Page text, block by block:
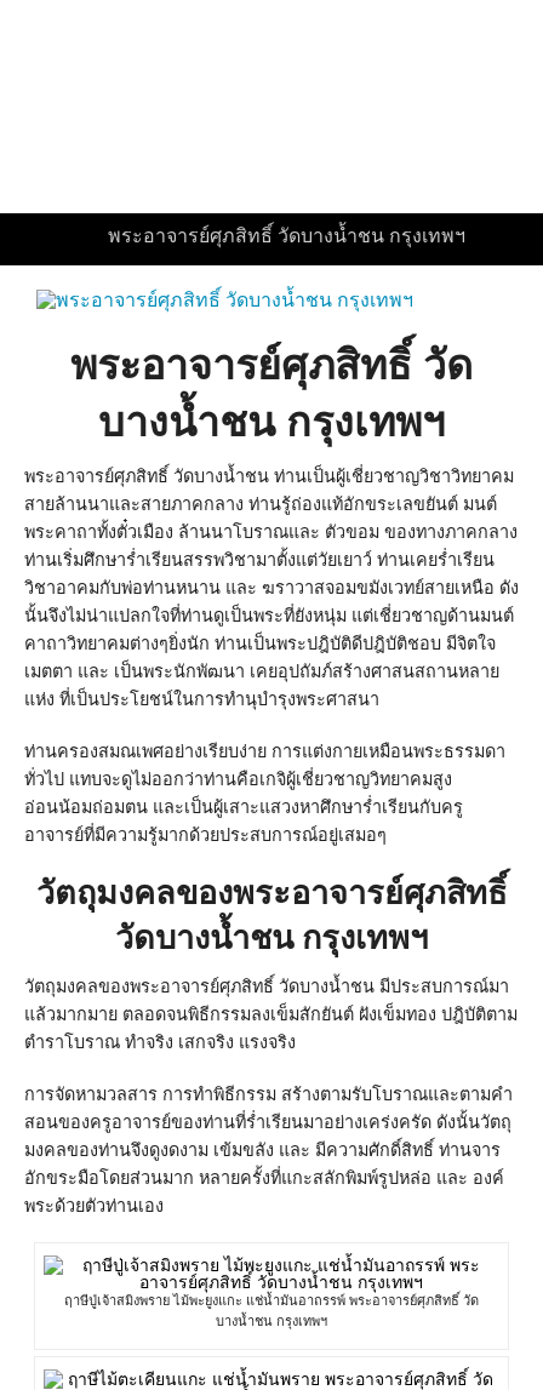
พระอาจารย์ศุภสิทธิ์ วัดบางน้ำชน กรุงเทพฯ
พระอาจารย์ศุภสิทธิ์ วัด
บางน้ำชน กรุงเทพฯ
พระอาจารย์ศุภสิทธิ์ วัดบางน้ำชน ท่านเป็นผู้เชี่ยวชาญวิชาวิทยาคม
สายล้านนาและสายภาคกลาง ท่านรู้ถ่องแท้อักขระเลขยันต์ มนต์
พระคาถาทั้งตั๋วเมือง ล้านนาโบราณและ ตัวขอม ของทางภาคกลาง
ท่านเริ่มศึกษาร่ำเรียนสรรพวิชามาตั้งแต่วัยเยาว์ ท่านเคยร่ำเรียน
วิชาอาคมกับพ่อท่านหนาน และ ฆราวาสจอมขมังเวทย์สายเหนือ ดัง
นั้นจึงไม่น่าแปลกใจที่ท่านดูเป็นพระที่ยังหนุ่ม แต่เชี่ยวชาญด้านมนต์
คาถาวิทยาคมต่างๆยิ่งนัก ท่านเป็นพระปฎิบัติดีปฎิบัติชอบ มีจิตใจ
เมตตา และ เป็นพระนักพัฒนา เคยอุปถัมภ์สร้างศาสนสถานหลาย
แห่ง ที่เป็นประโยชน์ในการทำนุบำรุงพระศาสนา
ท่านครองสมณเพศอย่างเรียบง่าย การแต่งกายเหมือนพระธรรมดา
ทั่วไป แทบจะดูไม่ออกว่าท่านคือเกจิผู้เชี่ยวชาญวิทยาคมสูง
อ่อนน้อมถ่อมตน และเป็นผู้เสาะแสวงหาศึกษาร่ำเรียนกับครู
อาจารย์ที่มีความรู้มากด้วยประสบการณ์อยู่เสมอๆ
วัตถุมงคลของพระอาจารย์ศุภสิทธิ์
วัดบางน้ำชน กรุงเทพฯ
วัตถุมงคลของพระอาจารย์ศุภสิทธิ์ วัดบางน้ำชน มีประสบการณ์มา
แล้วมากมาย ตลอดจนพิธีกรรมลงเข็มสักยันต์ ฝังเข็มทอง ปฎิบัติตาม
ตำราโบราณ ทำจริง เสกจริง แรงจริง
การจัดหามวลสาร การทำพิธีกรรม สร้างตามรับโบราณและตามคำ
สอนของครูอาจารย์ของท่านที่ร่ำเรียนมาอย่างเคร่งครัด ดังนั้นวัตถุ
มงคลของท่านจึงดูงดงาม เข้มขลัง และ มีความศักดิ์สิทธิ์ ท่านจาร
อักขระมือโดยส่วนมาก หลายครั้งที่แกะสลักพิมพ์รูปหล่อ และ องค์
พระด้วยตัวท่านเอง
ฤาษีปู่เจ้าสมิงพราย ไม้พะยูงแกะ แช่น้ำมันอาถรรพ์ พระอาจารย์ศุภสิทธิ์ วัด
บางน้ำชน กรุงเทพฯ